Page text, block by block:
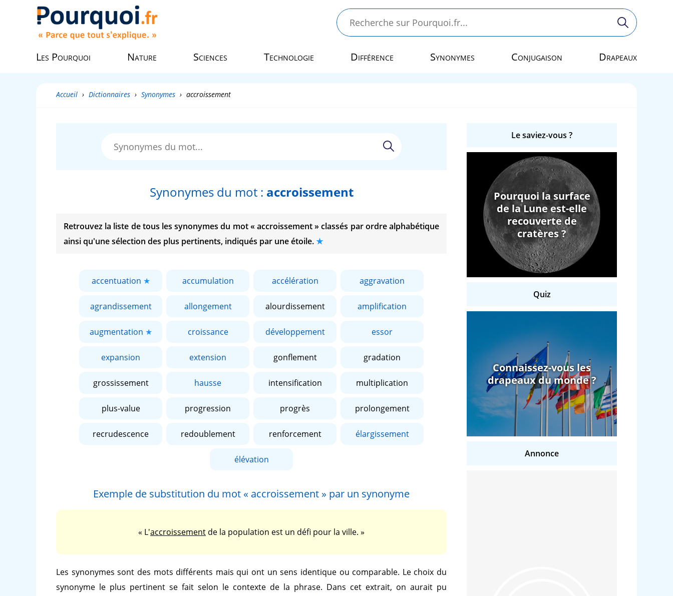
Les Pourquoi Nature Sciences Technologie Différence Synonymes Conjugaison Drapeaux
Accueil › Dictionnaires › Synonymes › accroissement
Synonymes du mot : accroissement
Retrouvez la liste de tous les synonymes du mot« accroissement »classés par ordre alphabétique
ainsi qu'une sélection des plus pertinents, indiqués par une étoile.
accentuation accumulation accélération aggravation
agrandissement allongement alourdissement amplification
augmentation croissance développement essor
expansion extension gonflement gradation
grossissement hausse intensification multiplication
plus-value progression progrès prolongement
recrudescence redoublement renforcement élargissement
élévation
Exemple de substitution du mot « accroissement » par un synonyme
« L'accroissement de la population est un défi pour la ville. »
Les synonymes sont des mots différents mais qui ont un sens identique ou comparable. Le choix du
synonyme le plus pertinent se fait selon le contexte de la phrase. Dans cet extrait, on aurait pu
Le saviez-vous ?
Pourquoi la surface
de la Lune est-elle
recouverte de
cratères ?
Quiz
Connaissez-vous les
drapeaux du monde ?
Annonce